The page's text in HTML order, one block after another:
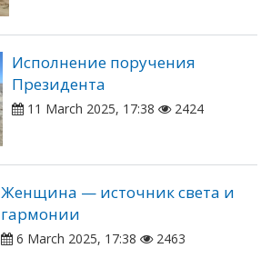
Исполнение поручения
Президента
11 March 2025, 17:38 2424
Женщина — источник света и
гармонии
6 March 2025, 17:38 2463